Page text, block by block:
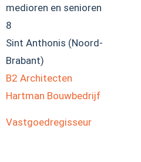
medioren en senioren
8
Sint Anthonis (Noord-
Brabant)
B2 Architecten
Hartman Bouwbedrijf
Vastgoedregisseur